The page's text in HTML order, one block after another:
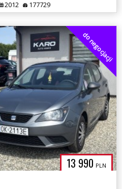
2012 177729
13 990 PLN
do negocjacji